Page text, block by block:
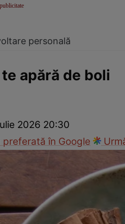
personală
apără de boli
2026 20:30
în Google